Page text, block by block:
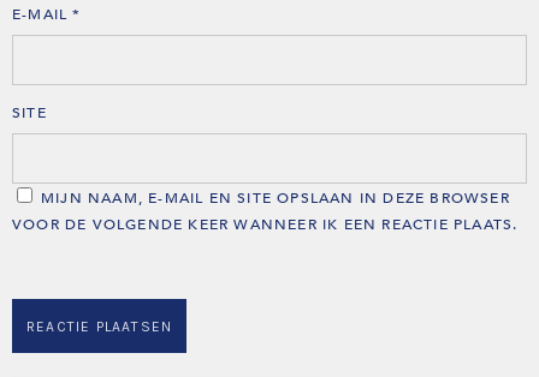
E-MAIL*
SITE
MIJN NAAM, E-MAIL EN SITE OPSLAAN IN DEZE BROWSER
VOOR DE VOLGENDE KEER WANNEER IK EEN REACTIE PLAATS.